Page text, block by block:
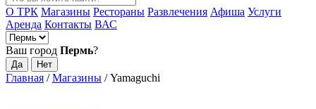
О ТРК Магазины Рестораны Развлечения Афиша Услуги
Аренда Контакты ВАС
Ваш город Пермь?
Да Нет
Главная /Магазины /Yamaguchi